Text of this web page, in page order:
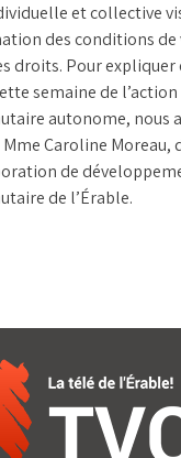
et collective
des conditions de
droits. Pour expliquer
semaine de l’action
autonome, nous
Caroline Moreau,
de
de l’Érable.